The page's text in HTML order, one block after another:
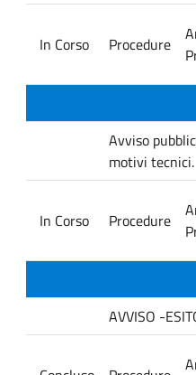
In Corso Procedure
Avviso
motivi tecnici.
In Corso Procedure
AVVISO -